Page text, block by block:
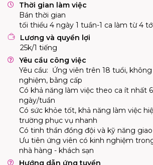
Thời gian làm việc
Bán thời gian
tối thiểu 4 ngày 1 tuần-1 ca làm từ 4
Lương và quyền lợi
25k/1 tiếng
Yêu cầu công việc
Yêu cầu: Ứng viên trên 18 tuổi,
nghiệm, bằng cấp
Có khả năng làm việc theo ca ít nhất
ngày/tuần
Có sức khỏe tốt, khả năng làm việc
trường phục vụ nhanh
Có tinh thần đồng đội và kỹ năng
Ưu tiên ứng viên có kinh nghiệm
nhà hàng - khách sạn
Hướng dẫn ứng tuyển